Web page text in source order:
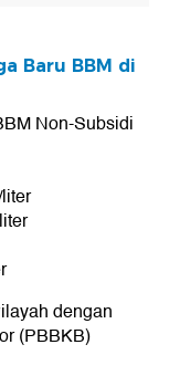
Baru BBM di
Non-Subsidi
dengan
(PBBKB)